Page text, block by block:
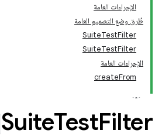
الإجراءات العامة
طُرق وضع التصميم العامة
SuiteTestFilter
SuiteTestFilter
الإجراءات العامة
createFrom
SuiteTestFilter